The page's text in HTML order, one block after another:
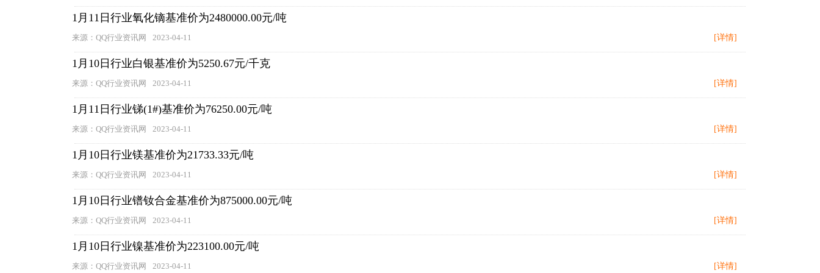
1月11日行业氧化镝基准价为2480000.00元/吨
来源：QQ行业资讯网 2023-04-11 [详情]
1月10日行业白银基准价为5250.67元/千克
来源：QQ行业资讯网 2023-04-11 [详情]
1月11日行业锑(1#)基准价为76250.00元/吨
来源：QQ行业资讯网 2023-04-11 [详情]
1月10日行业镁基准价为21733.33元/吨
来源：QQ行业资讯网 2023-04-11 [详情]
1月10日行业镨钕合金基准价为875000.00元/吨
来源：QQ行业资讯网 2023-04-11 [详情]
1月10日行业镍基准价为223100.00元/吨
来源：QQ行业资讯网 2023-04-11 [详情]